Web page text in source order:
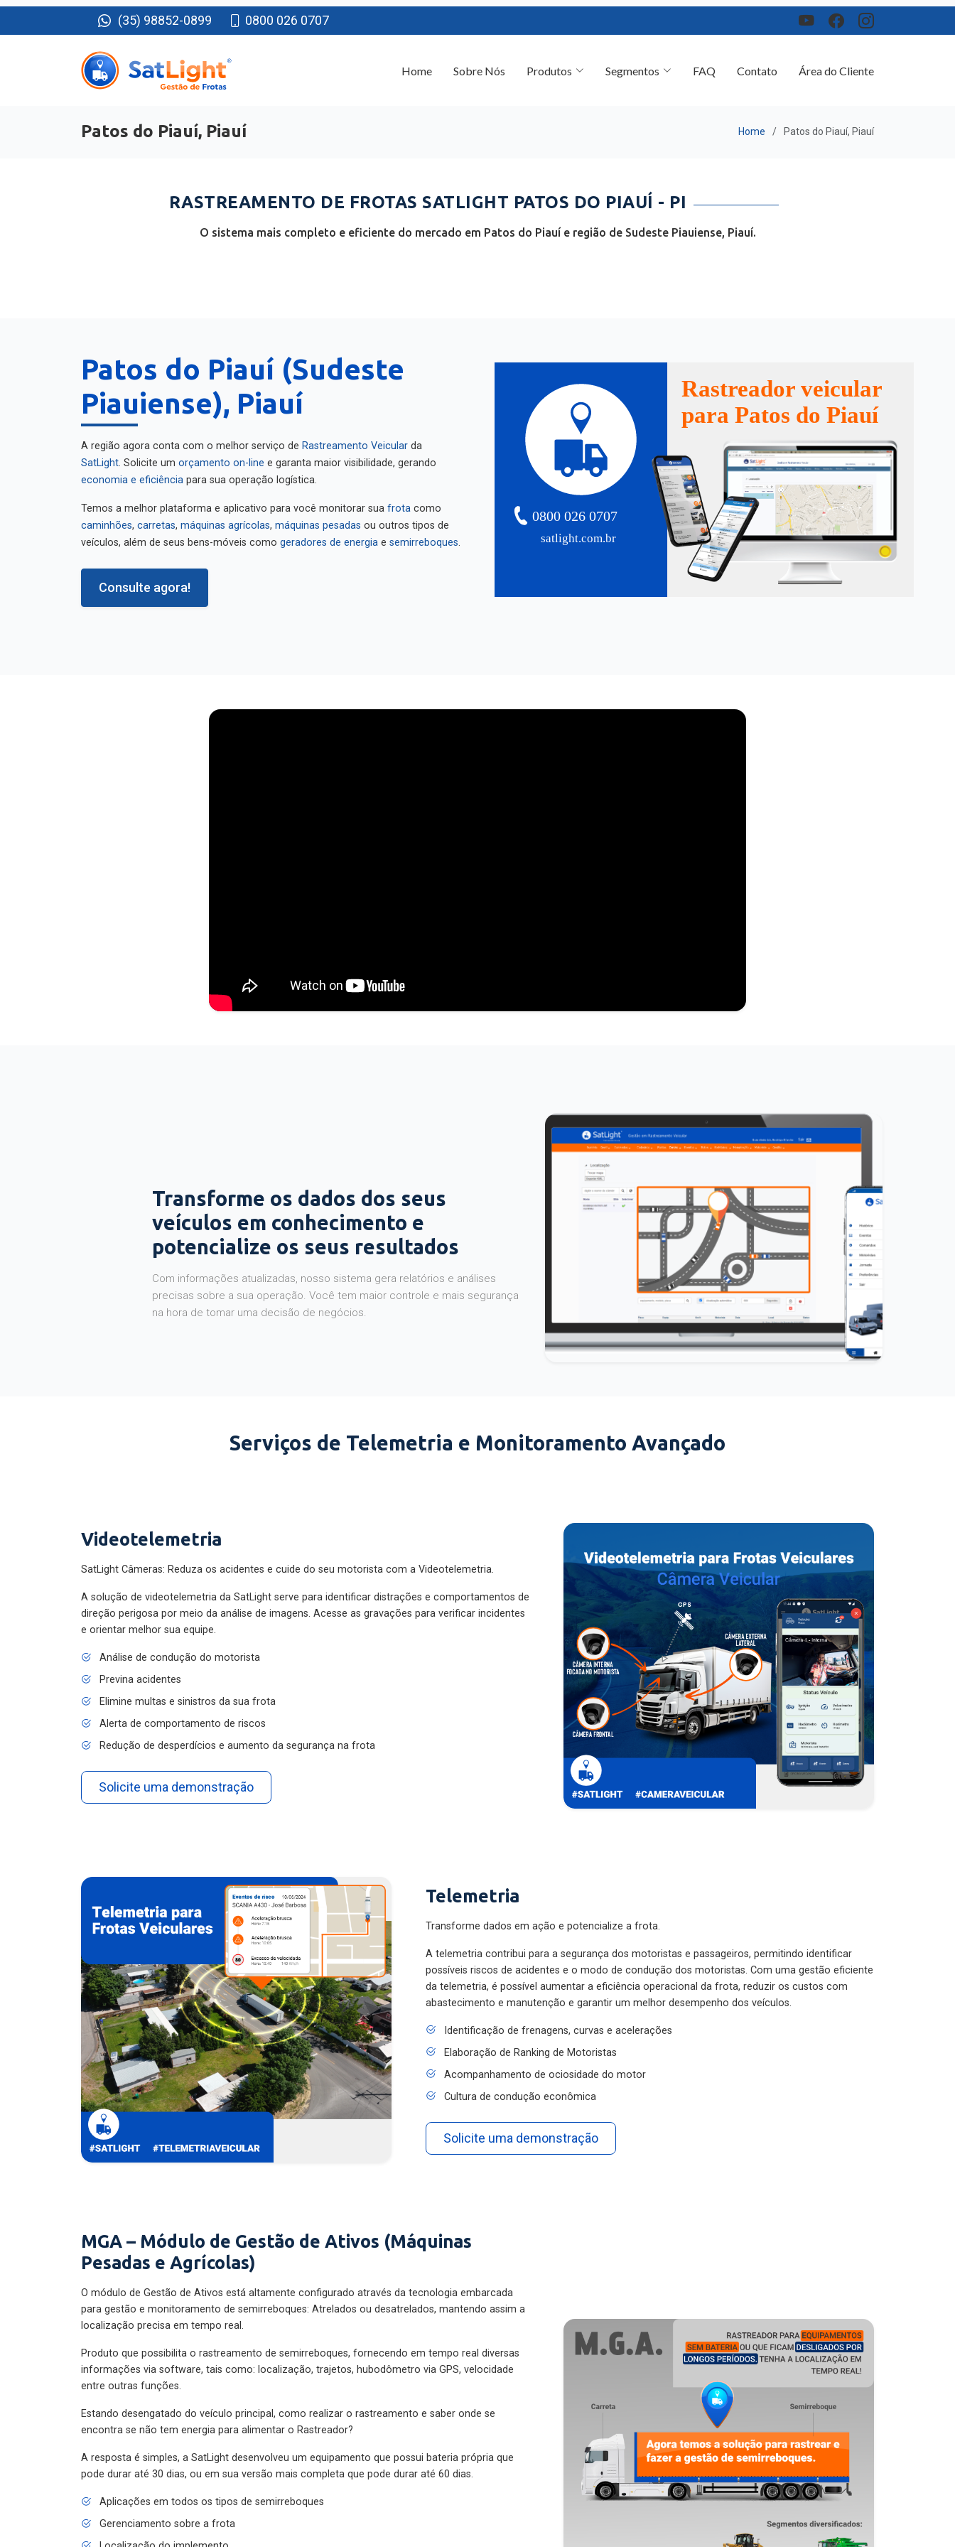
(35) 98852-0899 0800 026 0707
Área do Cliente
Patos do Piauí, Piauí Home Patos do Piauí, Piauí
RASTREAMENTO DE FROTAS SATLIGHT PATOS DO PIAUÍ - PI
O sistema mais completo e eficiente do mercado em Patos do Piauí e região de Sudeste Piauiense, Piauí.
Patos do Piauí (Sudeste
Piauiense), Piauí
A região agora conta com o melhor serviço de Rastreamento Veicular da
SatLight . Solicite um orçamento on-line e garanta maior visibilidade, gerando
economia e eficiência para sua operação logística.
Temos a melhor plataforma e aplicativo para você monitorar sua frota como
caminhões carretas máquinas agrícolas máquinas pesadas ou outros tipos de
veículos, além de seus bens-móveis como geradores de energia e semirreboques
Consulte agora!
satlight.com.br
0800 026 0707
Rastreador veicular
para Patos do Piauí
Transforme os dados dos seus
veículos em conhecimento e
potencialize os seus resultados
Com informações atualizadas, nosso sistema gera relatórios e análises
precisas sobre a sua operação. Você tem maior controle e mais segurança
na hora de tomar uma decisão de negócios.
Serviços de Telemetria e Monitoramento Avançado
Videotelemetria
SatLight Câmeras: Reduza os acidentes e cuide do seu motorista com a Videotelemetria.
A solução de videotelemetria da SatLight serve para identificar distrações e comportamentos de
direção perigosa por meio da análise de imagens. Acesse as gravações para verificar incidentes
e orientar melhor sua equipe.
Análise de condução do motorista
Previna acidentes
Elimine multas e sinistros da sua frota
Alerta de comportamento de riscos
Redução de desperdícios e aumento da segurança na frota
Solicite uma demonstração
Telemetria
Transforme dados em ação e potencialize a frota.
A telemetria contribui para a segurança dos motoristas e passageiros, permitindo identificar
possíveis riscos de acidentes e o modo de condução dos motoristas. Com uma gestão eficiente
da telemetria, é possível aumentar a eficiência operacional da frota, reduzir os custos com
abastecimento e manutenção e garantir um melhor desempenho dos veículos.
Identificação de frenagens, curvas e acelerações
Elaboração de Ranking de Motoristas
Acompanhamento de ociosidade do motor
Cultura de condução econômica
Solicite uma demonstração
MGA – Módulo de Gestão de Ativos (Máquinas
Pesadas e Agrícolas)
O módulo de Gestão de Ativos está altamente configurado através da tecnologia embarcada
para gestão e monitoramento de semirreboques: Atrelados ou desatrelados, mantendo assim a
localização precisa em tempo real.
Produto que possibilita o rastreamento de semirreboques, fornecendo em tempo real diversas
informações via software, tais como: localização, trajetos, hubodômetro via GPS, velocidade
entre outras funções.
Estando desengatado do veículo principal, como realizar o rastreamento e saber onde se
encontra se não tem energia para alimentar o Rastreador?
A resposta é simples, a SatLight desenvolveu um equipamento que possui bateria própria que
pode durar até 30 dias, ou em sua versão mais completa que pode durar até 60 dias.
Aplicações em todos os tipos de semirreboques
Gerenciamento sobre a frota
Localização do implemento